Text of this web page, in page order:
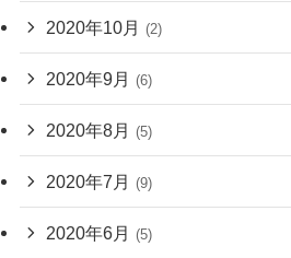
2020年10月 (2)
2020年9月 (6)
2020年8月 (5)
2020年7月 (9)
2020年6月 (5)